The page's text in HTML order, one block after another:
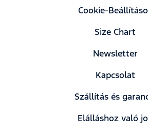
Cookie-
Size Chart
Newsletter
Kapcsolat
Szállítás és
Elálláshoz való